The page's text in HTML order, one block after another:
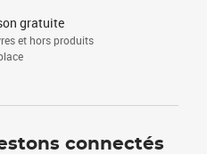
gratuite
et hors produits
connectés